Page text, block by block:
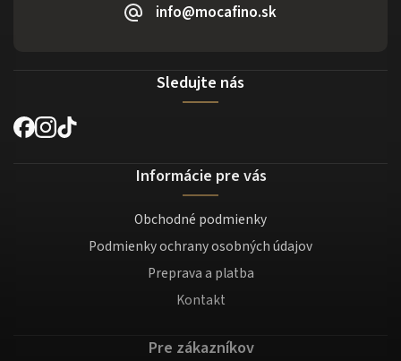
info@mocafino.sk
Sledujte nás
Informácie pre vás
Obchodné podmienky
Podmienky ochrany osobných údajov
Preprava a platba
Kontakt
Pre zákazníkov